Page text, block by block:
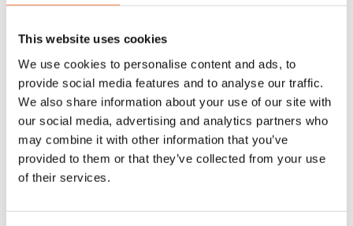
This website uses cookies
We use cookies to personalise content and ads, to
provide social media features and to analyse our traffic.
We also share information about your use of our site with
our social media, advertising and analytics partners who
may combine it with other information that you’ve
provided to them or that they’ve collected from your use
of their services.
De antislip sokken Savvy zijn machine wasbaar. Was de
drogen of op een lage stand in de droger.
Let op! Gebruik geen bleekmiddel, ijzer of andere
agressieve chemicaliën. Dit kan namelijk de sokken
beschadigen.
Over het merk
inzet voor beweging, kracht en persoonlijke groei. Functie,